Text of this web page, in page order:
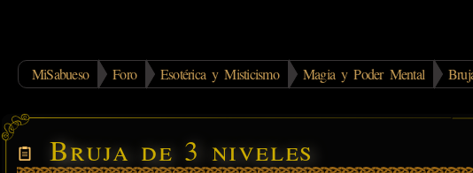
MiSabueso Foro Esotérica y Misticismo Magia y Poder Mental
Bruja de 3 niveles